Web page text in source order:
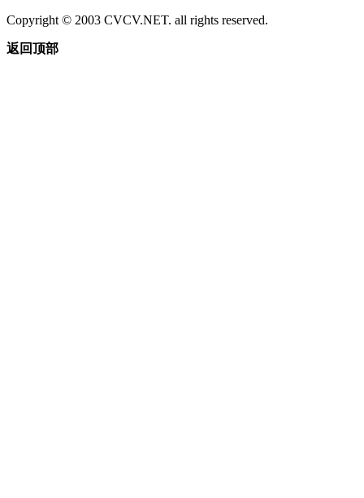
Copyright © 2003 CVCV.NET. all rights reserved.
返回顶部